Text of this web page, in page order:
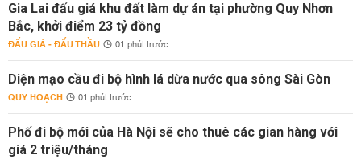
Gia Lai đấu giá khu đất làm dự án tại phường Quy Nhơn
Bắc, khởi điểm 23 tỷ đồng
ĐẤU GIÁ - ĐẤU THẦU 01 phút trước
Diện mạo cầu đi bộ hình lá dừa nước qua sông Sài Gòn
QUY HOẠCH 01 phút trước
Phố đi bộ mới của Hà Nội sẽ cho thuê các gian hàng với
giá 2 triệu/tháng